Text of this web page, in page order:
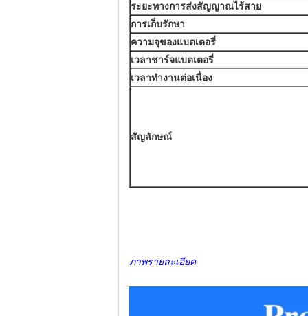
ระยะทางการส่งสัญญาณไร้สาย
การเก็บรักษา
ความจุของแบตเตอรี่
เวลาชาร์จแบตเตอรี่
เวลาทํางานต่อเนื่อง
สัญลักษณ์
ภาพรายละเอียด